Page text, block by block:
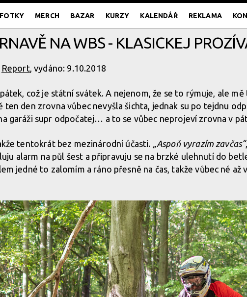
FOTKY MERCH BAZAR KURZY KALENDÁŘ REKLAMA
NA WBS - KLASICKEJ
Report, vydáno: 9.10.2018
což je státní svátek. A nejenom, že se to rýmuje, ale
ten den zrovna vůbec nevyšla šichta, jednak su po tejdnu
garáži supr odpočatej… a to se vůbec neprojeví zrovna v
tentokrát bez mezinárodní účasti. „Aspoň vyrazím zavčas“
alarm na půl šest a připravuju se na brzké ulehnutí do
jedné to zalomím a ráno přesně na čas, takže vůbec né až